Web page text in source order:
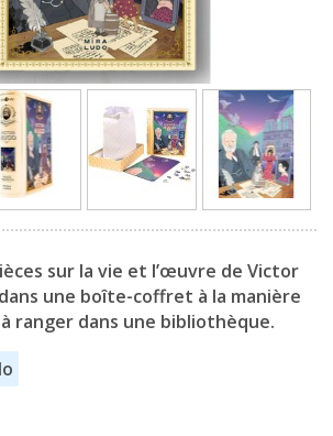
sur la vie et l’œuvre de Victor
une boîte-coffret à la manière
ranger dans une bibliothèque.